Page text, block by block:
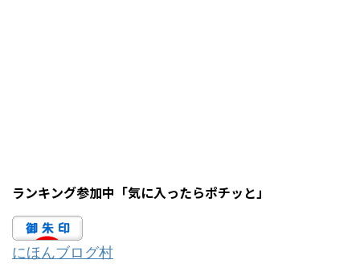
ランキング参加中「気に入ったらポチッと」
にほんブログ村